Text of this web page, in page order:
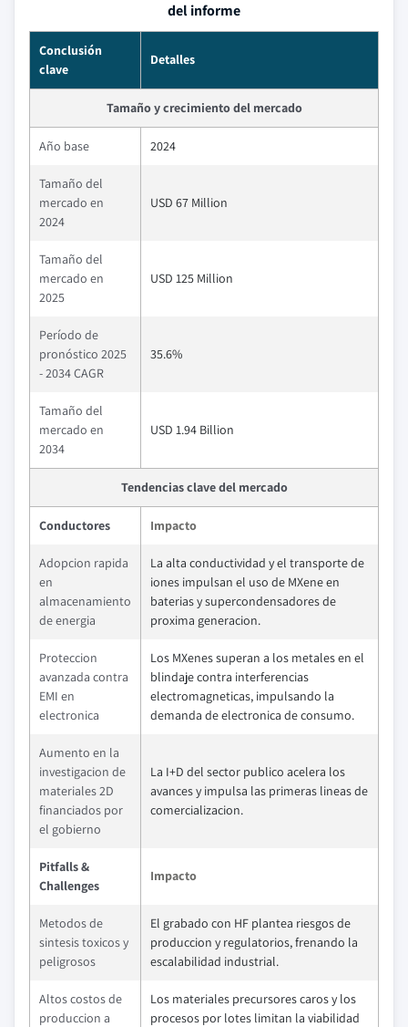
del informe
Conclusión
clave
Detalles
Tamaño y crecimiento del mercado
Año base 2024
Tamaño del
mercado en
2024
USD 67 Million
Tamaño del
mercado en
2025
USD 125 Million
Período de
pronóstico 2025
- 2034 CAGR
35.6%
Tamaño del
mercado en
2034
USD 1.94 Billion
Tendencias clave del mercado
Conductores Impacto
Adopcion rapida
en
almacenamiento
de energia
La alta conductividad y el transporte de
iones impulsan el uso de MXene en
baterias y supercondensadores de
proxima generacion.
Proteccion
avanzada contra
EMI en
electronica
Los MXenes superan a los metales en el
blindaje contra interferencias
electromagneticas, impulsando la
demanda de electronica de consumo.
Aumento en la
investigacion de
materiales 2D
financiados por
el gobierno
La I+D del sector publico acelera los
avances y impulsa las primeras lineas de
comercializacion.
Pitfalls &
Challenges
Impacto
Metodos de
sintesis toxicos y
peligrosos
El grabado con HF plantea riesgos de
produccion y regulatorios, frenando la
escalabilidad industrial.
Altos costos de
produccion a
Los materiales precursores caros y los
procesos por lotes limitan la viabilidad